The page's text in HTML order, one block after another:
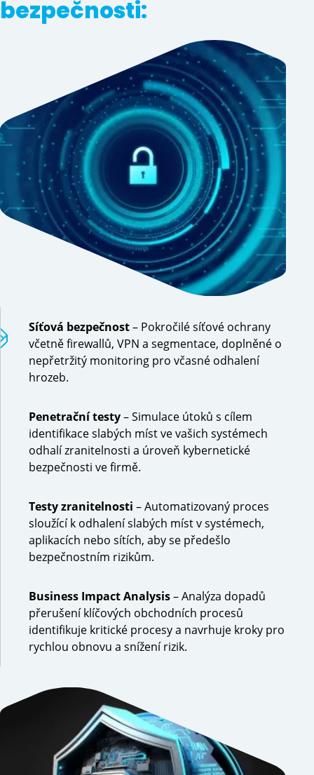
bezpečnosti:
Síťová bezpečnost– Pokročilé síťové ochrany
včetně firewallů, VPN a segmentace, doplněné o
nepřetržitý monitoring pro včasné odhalení
hrozeb.
Penetrační testy– Simulace útoků s cílem
identifikace slabých míst ve vašich systémech
odhalí zranitelnosti a úroveň kybernetické
bezpečnosti ve firmě.
Testy zranitelnosti – Automatizovaný proces
sloužící k odhalení slabých míst v systémech,
aplikacích nebo sítích, aby se předešlo
bezpečnostním rizikům.
Business Impact Analysis– Analýza dopadů
přerušení klíčových obchodních procesů
identifikuje kritické procesy a navrhuje kroky pro
rychlou obnovu a snížení rizik.